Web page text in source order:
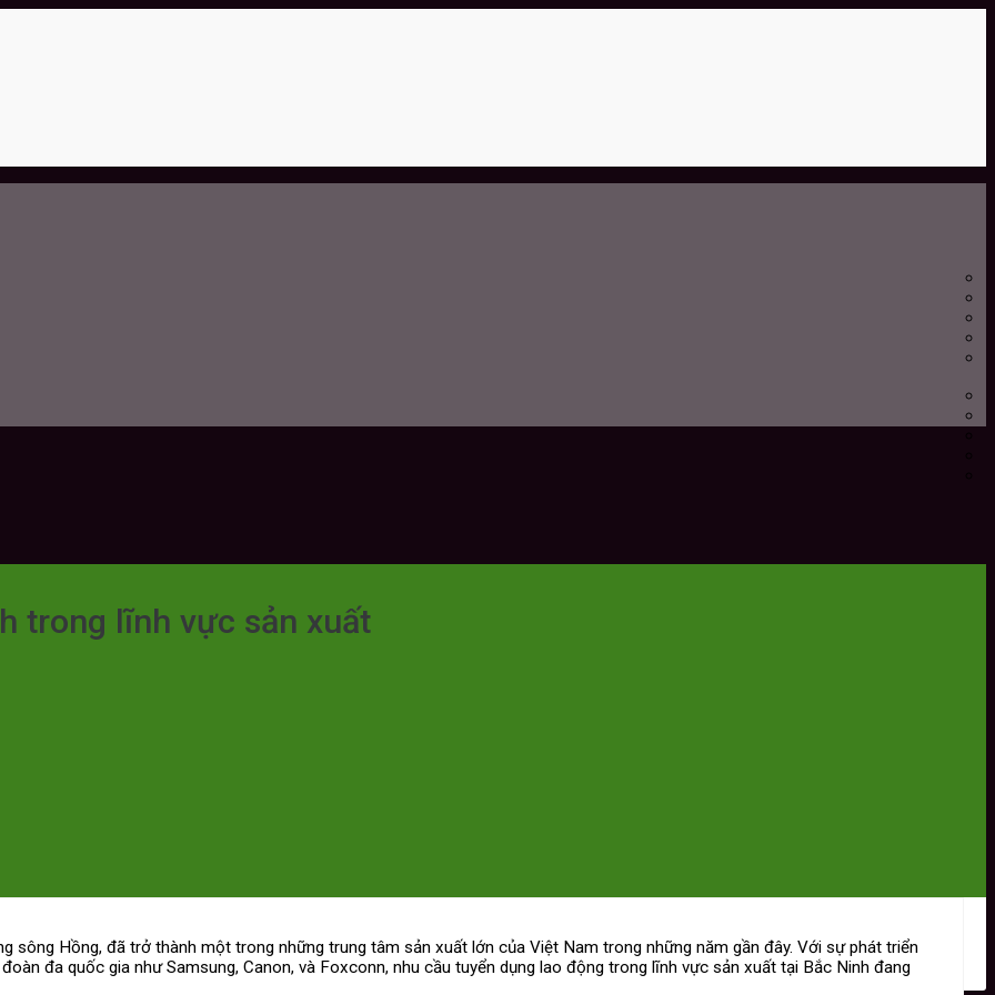
trong lĩnh vực sản xuất
sông Hồng, đã trở thành một trong những trung tâm sản xuất lớn của Việt Nam trong những năm gần đây. Với sự phát triển
đa quốc gia như Samsung, Canon, và Foxconn, nhu cầu tuyển dụng lao động trong lĩnh vực sản xuất tại Bắc Ninh đang